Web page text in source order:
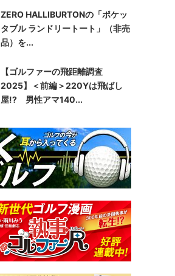
ZERO HALLIBURTONの「ポケッ
タブル ランドリートート」（非売
品）を...
【ゴルファーの飛距離調査
2025】＜前編＞220Yは飛ばし
屋!? 男性アマ140...